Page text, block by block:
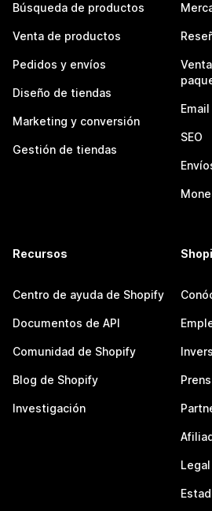
Búsqueda de productos
Venta de productos
Pedidos y envíos
Diseño de tiendas
Marketing y conversión
Gestión de tiendas
SEO
Recursos
Centro de ayuda de Shopify
Documentos de API
Comunidad de Shopify
Blog de Shopify
Investigación
Legal